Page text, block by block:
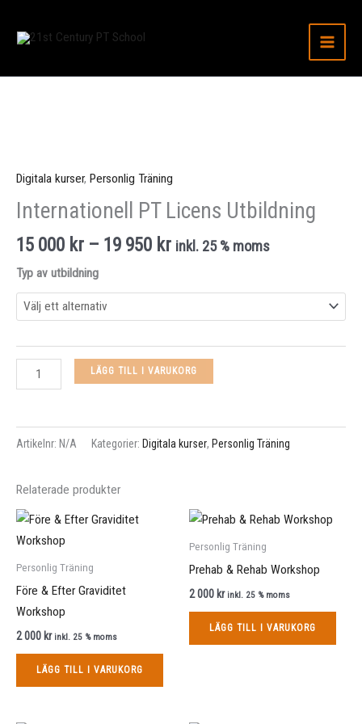
Digitala kurser, Personlig Träning
Internationell PT Licens Utbildning
15 000 kr – 19 950 kr
19
950 kr
inkl. 25 % moms
Typ av utbildning
mängd
LÄGG TILL I VARUKORG
Artikelnr: N/A Kategorier: Digitala kurser, Personlig Träning
Relaterade produkter
Personlig Träning
Före & Efter Graviditet
Workshop
2 000 kr inkl. 25 % moms
LÄGG TILL I VARUKORG
Personlig Träning
Prehab & Rehab Workshop
2 000 kr inkl. 25 % moms
LÄGG TILL I VARUKORG